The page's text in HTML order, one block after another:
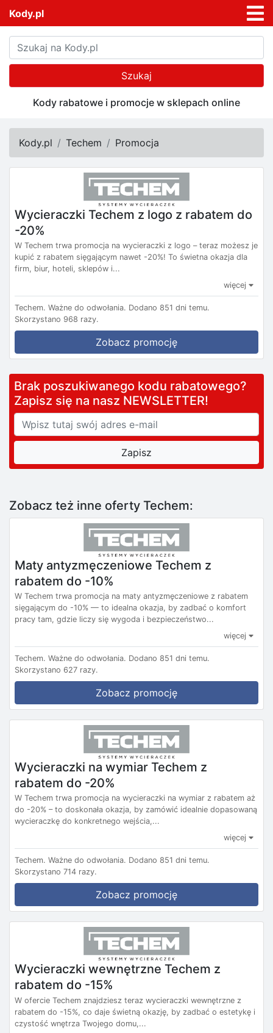
Kody.pl
Szukaj
Kody rabatowe i promocje w sklepach online
Kody.pl Techem Promocja
Wycieraczki Techem z logo z rabatem do
-20%
W Techem trwa promocja na wycieraczki z logo – teraz możesz je
kupić z rabatem sięgającym nawet -20%! To świetna okazja dla
firm, biur, hoteli, sklepów i...
więcej
Techem. Ważne do odwołania. Dodano 851 dni temu.
Skorzystano 968 razy.
Zobacz promocję
Brak poszukiwanego kodu rabatowego?
Zapisz się na nasz NEWSLETTER!
Zobacz też inne oferty Techem:
Maty antyzmęczeniowe Techem z
rabatem do -10%
W Techem trwa promocja na maty antyzmęczeniowe z rabatem
sięgającym do -10% — to idealna okazja, by zadbać o komfort
pracy tam, gdzie liczy się wygoda i bezpieczeństwo...
więcej
Techem. Ważne do odwołania. Dodano 851 dni temu.
Skorzystano 627 razy.
Zobacz promocję
Wycieraczki na wymiar Techem z
rabatem do -20%
W Techem trwa promocja na wycieraczki na wymiar z rabatem aż
do -20% – to doskonała okazja, by zamówić idealnie dopasowaną
wycieraczkę do konkretnego wejścia,...
więcej
Techem. Ważne do odwołania. Dodano 851 dni temu.
Skorzystano 714 razy.
Zobacz promocję
Wycieraczki wewnętrzne Techem z
rabatem do -15%
W ofercie Techem znajdziesz teraz wycieraczki wewnętrzne z
rabatem do -15%, co daje świetną okazję, by zadbać o estetykę i
czystość wnętrza Twojego domu,...